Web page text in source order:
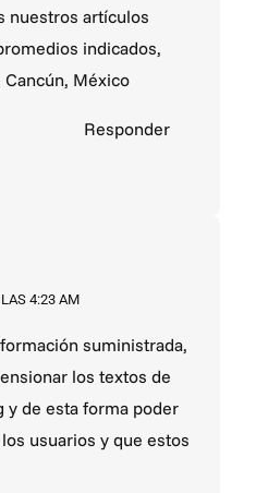
nuestros artículos
indicados,
México
Responder
4:23 AM
suministrada,
los textos de
y de esta forma poder
usuarios y que estos